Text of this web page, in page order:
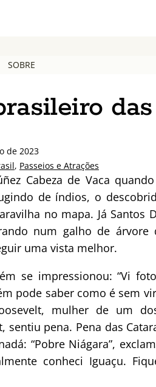
SOBRE
de 2023
, Passeios e Atrações
Cabeza de Vaca
de índios, o
no mapa. Já Santos
num galho de árvore
uma vista melhor.
se impressionou: “Vi
pode saber como é sem
mulher de um
sentiu pena. Pena das
“Pobre Niágara”,
conheci Iguaçu.